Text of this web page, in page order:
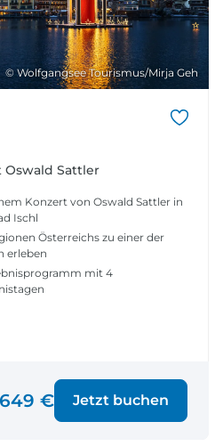
© Wolfgangsee Tourismus/Mirja Geh
Sattler
Konzert von Oswald Sattler in
Ischl
Österreichs zu einer der
erleben
mit 4
649 € Jetzt buchen